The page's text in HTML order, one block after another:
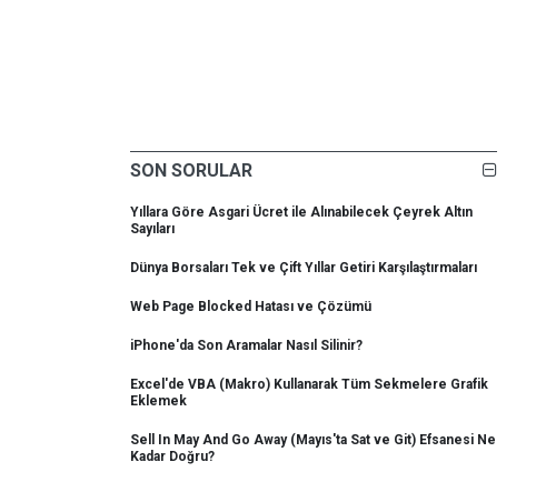
SON SORULAR
Yıllara Göre Asgari Ücret ile Alınabilecek Çeyrek Altın
Sayıları
Dünya Borsaları Tek ve Çift Yıllar Getiri Karşılaştırmaları
Web Page Blocked Hatası ve Çözümü
iPhone'da Son Aramalar Nasıl Silinir?
Excel'de VBA (Makro) Kullanarak Tüm Sekmelere Grafik
Eklemek
Sell In May And Go Away (Mayıs'ta Sat ve Git) Efsanesi Ne
Kadar Doğru?